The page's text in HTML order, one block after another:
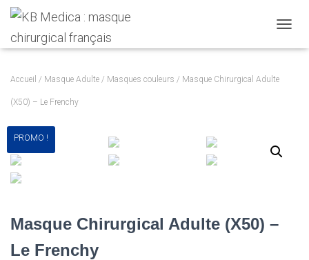
O
Accueil / Masque Adulte / Masques couleurs / Masque Chirurgical Adulte
(X50) – Le Frenchy
PROMO !
Masque Chirurgical Adulte (X50) –
Le Frenchy